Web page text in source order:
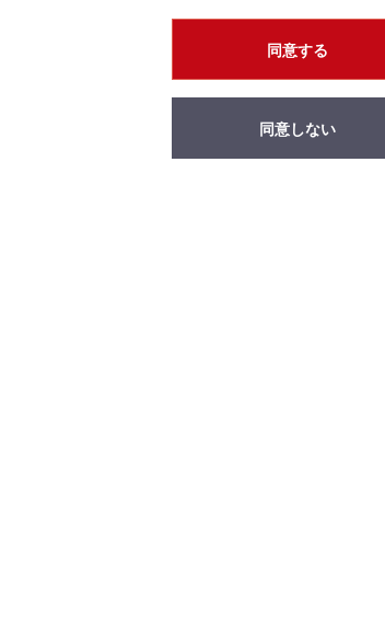
同意する
同意しない